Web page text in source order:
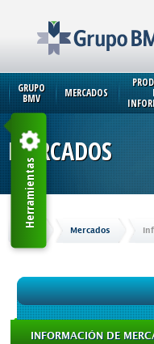
GRUPO
BMV MERCADOS
MERCADOS
Inicio Mercados
INFORMACIÓN DE
Herramientas